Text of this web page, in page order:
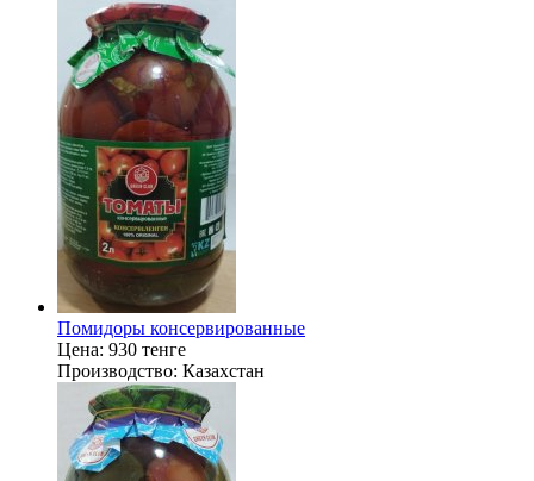
Помидоры консервированные
Цена: 930 тенге
Производство: Казахстан